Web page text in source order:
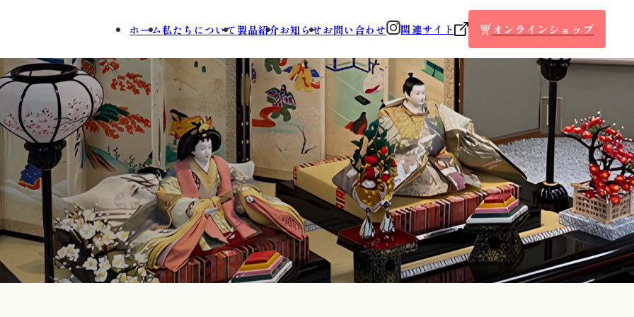
ホーム私たちについて 製品紹介お知らせお問い合わせ 関連サイト オンラインショップ